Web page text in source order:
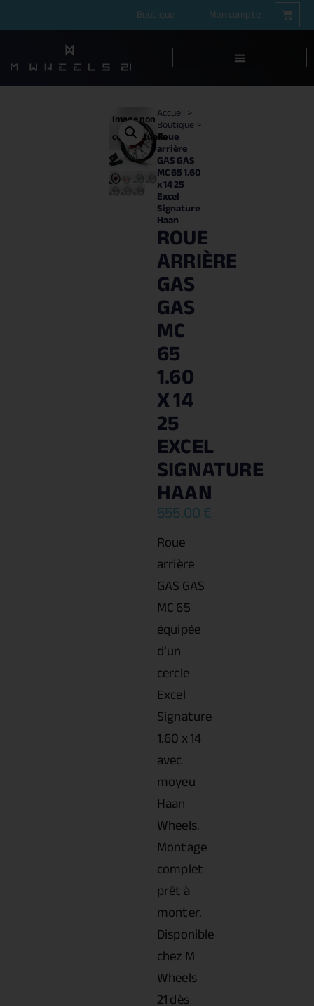
Boutique Mon compte
Image non
contractuelle
Accueil>
Boutique>
Roue
arrière
GAS GAS
MC 65 1.60
x 14 25
Excel
Signature
Haan
ROUE
ARRIÈRE
GAS
GAS
MC
65
1.60
X 14
25
EXCEL
SIGNATURE
HAAN
555.00€
Roue
arrière
GAS GAS
MC 65
équipée
d’un
cercle
Excel
Signature
1.60 x 14
avec
moyeu
Haan
Wheels.
Montage
complet
prêt à
monter.
Disponible
chez M
Wheels
21 dès